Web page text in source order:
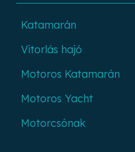
Katamarán
Vitorlás hajó
Motoros Katamarán
Motoros Yacht
Motorcsónak